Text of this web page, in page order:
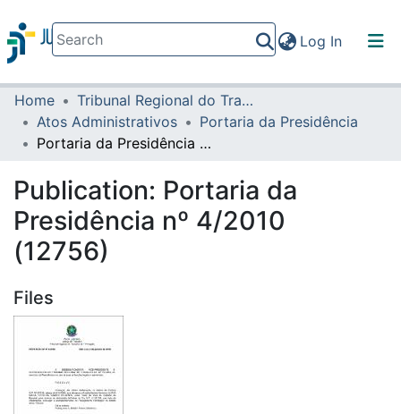
Log In(current)
Communities & Collections
All of DSpace
Home
Tribunal Regional do Trabalho da 16ª Região
Atos Administrativos
Portaria da Presidência
Portaria da Presidência nº 4/2010 (12756)
Publication: Portaria da
Presidência nº 4/2010
(12756)
Files